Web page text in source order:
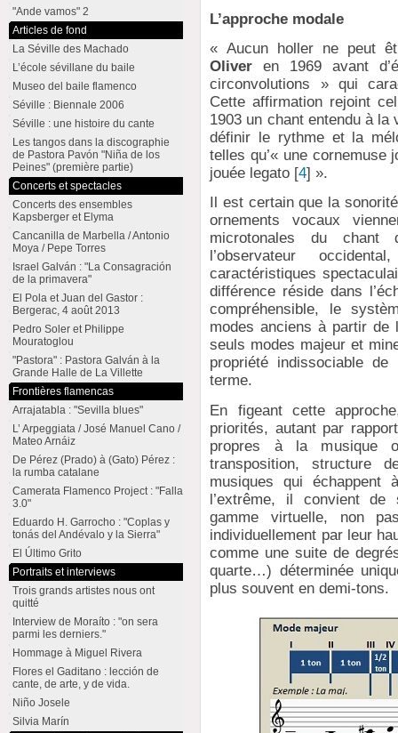
L’approche modale
« Aucun holler ne peut
Oliver en 1969 avant
circonvolutions » qui
Cette affirmation rejoint
1903 un chant entendu à
définir le rythme et la
telles qu’« une cornemuse
jouée legato [4] ».
Il est certain que la
ornements vocaux
microtonales du chant
l’observateur
caractéristiques
différence réside dans
compréhensible, le
modes anciens à partir de
seuls modes majeur et
propriété indissociable
terme.
En figeant cette
priorités, autant par
propres à la musique
transposition, structure
musiques qui
l’extrême, il convient
gamme virtuelle, non
individuellement par leur
comme une suite de
quarte…) déterminée
plus souvent en demi-tons.
"Ande vamos" 2
Articles de fond
La Séville des Machado
L’école sévillane du baile
Museo del baile flamenco
Séville : Biennale 2006
Séville : une histoire du cante
Les tangos dans la discographie
de Pastora Pavón "Niña de los
Peines" (première partie)
Concerts et spectacles
Concerts des ensembles
Kapsberger et Elyma
Cancanilla de Marbella / Antonio
Moya / Pepe Torres
Israel Galván : "La Consagración
de la primavera"
El Pola et Juan del Gastor :
Bergerac, 4 août 2013
Pedro Soler et Philippe
Mouratoglou
"Pastora" : Pastora Galván à la
Grande Halle de La Villette
Frontières flamencas
Arrajatabla : "Sevilla blues"
L’ Arpeggiata / José Manuel Cano /
Mateo Arnáiz
De Pérez (Prado) à (Gato) Pérez :
la rumba catalane
Camerata Flamenco Project : "Falla
3.0"
Eduardo H. Garrocho : "Coplas y
tonás del Andévalo y la Sierra"
El Último Grito
Portraits et interviews
Trois grands artistes nous ont
quitté
Interview de Moraíto : "on sera
parmi les derniers."
Hommage à Miguel Rivera
Flores el Gaditano : lección de
cante, de arte, y de vida.
Niño Josele
Silvia Marín